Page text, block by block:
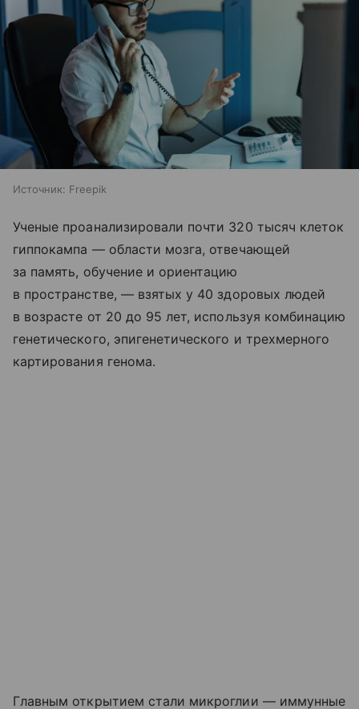
Источник: Freepik
Ученые проанализировали почти 320 тысяч клеток
гиппокампа — области мозга, отвечающей
за память, обучение и ориентацию
в пространстве, — взятых у 40 здоровых людей
в возрасте от 20 до 95 лет, используя комбинацию
генетического, эпигенетического и трехмерного
картирования генома.
Главным открытием стали микроглии — иммунные